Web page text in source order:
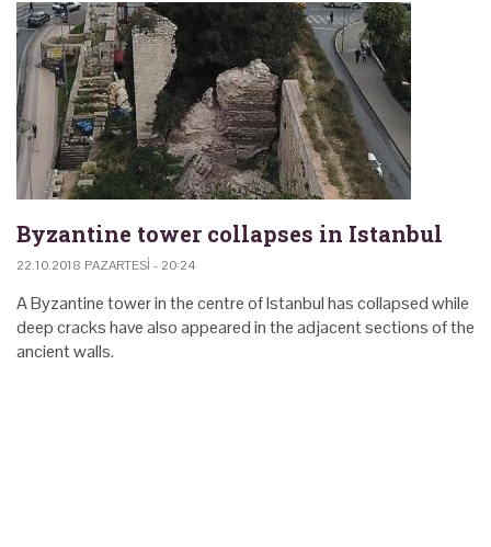
Byzantine tower collapses in Istanbul
22.10.2018 PAZARTESI - 20:24
A Byzantine tower in the centre of Istanbul has collapsed while
deep cracks have also appeared in the adjacent sections of the
ancient walls.